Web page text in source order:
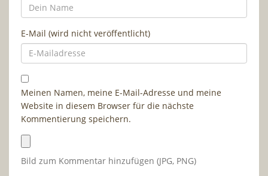
E-Mail (wird nicht veröffentlicht)
Meinen Namen, meine E-Mail-Adresse und meine
Website in diesem Browser für die nächste
Kommentierung speichern.
Bild zum Kommentar hinzufügen (JPG, PNG)